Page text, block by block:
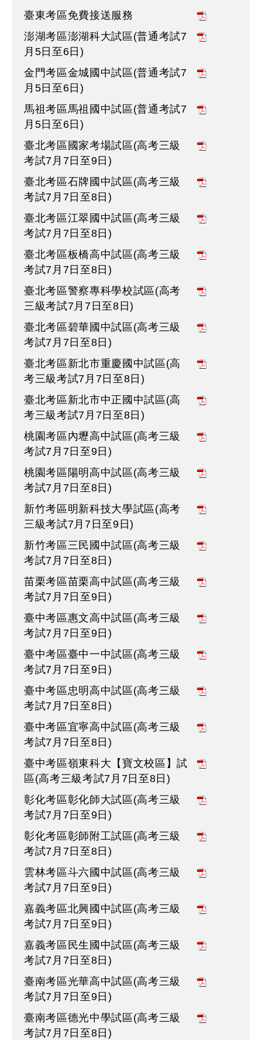
臺東考區免費接送服務
澎湖考區澎湖科大試區(普通考試7
月5日至6日)
金門考區金城國中試區(普通考試7
月5日至6日)
馬祖考區馬祖國中試區(普通考試7
月5日至6日)
臺北考區國家考場試區(高考三級
考試7月7日至9日)
臺北考區石牌國中試區(高考三級
考試7月7日至8日)
臺北考區江翠國中試區(高考三級
考試7月7日至8日)
臺北考區板橋高中試區(高考三級
考試7月7日至8日)
臺北考區警察專科學校試區(高考
三級考試7月7日至8日)
臺北考區碧華國中試區(高考三級
考試7月7日至8日)
臺北考區新北市重慶國中試區(高
考三級考試7月7日至8日)
臺北考區新北市中正國中試區(高
考三級考試7月7日至8日)
桃園考區內壢高中試區(高考三級
考試7月7日至9日)
桃園考區陽明高中試區(高考三級
考試7月7日至8日)
新竹考區明新科技大學試區(高考
三級考試7月7日至9日)
新竹考區三民國中試區(高考三級
考試7月7日至8日)
苗栗考區苗栗高中試區(高考三級
考試7月7日至9日)
臺中考區惠文高中試區(高考三級
考試7月7日至9日)
臺中考區臺中一中試區(高考三級
考試7月7日至9日)
臺中考區忠明高中試區(高考三級
考試7月7日至8日)
臺中考區宜寧高中試區(高考三級
考試7月7日至8日)
臺中考區嶺東科大【寶文校區】試
區(高考三級考試7月7日至8日)
彰化考區彰化師大試區(高考三級
考試7月7日至9日)
彰化考區彰師附工試區(高考三級
考試7月7日至8日)
雲林考區斗六國中試區(高考三級
考試7月7日至9日)
嘉義考區北興國中試區(高考三級
考試7月7日至9日)
嘉義考區民生國中試區(高考三級
考試7月7日至8日)
臺南考區光華高中試區(高考三級
考試7月7日至9日)
臺南考區德光中學試區(高考三級
考試7月7日至8日)